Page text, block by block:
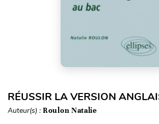
RÉUSSIR LA VERSION
Auteur(s) : Roulon Natalie